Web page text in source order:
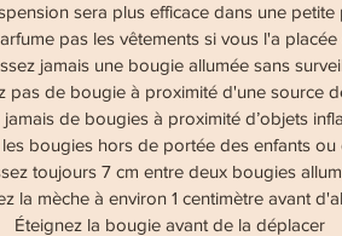
sera plus efficace dans une petite
pas les vêtements si vous l'a
jamais une bougie allumée sans
pas de bougie à proximité d'une source
jamais de bougies à proximité d’objets
bougies hors de portée des enfants ou
toujours 7 cm entre deux bougies
la mèche à environ 1 centimètre avant
Éteignez la bougie avant de la déplacer